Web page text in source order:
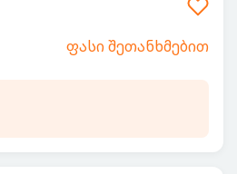
ფასი შეთანხმებით